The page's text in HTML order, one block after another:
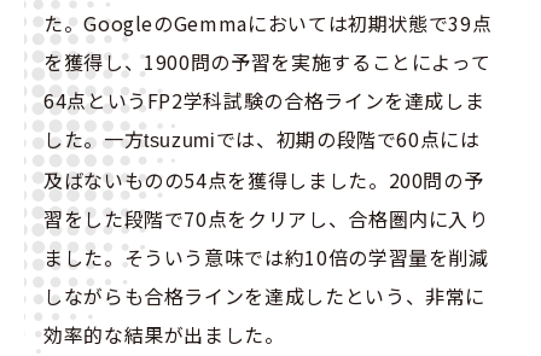
た。GoogleのGemmaにおいては初期状態で39点
を獲得し、1900問の予習を実施することによって
64点というFP2学科試験の合格ラインを達成しま
した。一方tsuzumiでは、初期の段階で60点には
及ばないものの54点を獲得しました。200問の予
習をした段階で70点をクリアし、合格圏内に入り
ました。そういう意味では約10倍の学習量を削減
しながらも合格ラインを達成したという、非常に
効率的な結果が出ました。